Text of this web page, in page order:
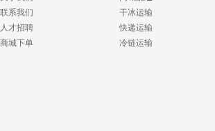
联系我们
人才招聘
商城下单
干冰运输
快递运输
冷链运输